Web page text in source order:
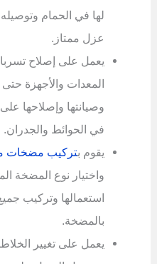
لها في الحمام
عزل ممتاز.
يعمل على إصلاح
المعدات والأجهزة
وصيانتها وإصلاحها
في الحوائط والجدران.
يقوم بتركيب مضخات
واختيار نوع المضخة
استعمالها وتركيب
بالمضخة.
يعمل على تغيير